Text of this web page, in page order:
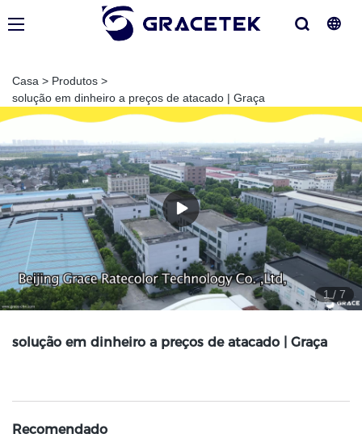
Casa > Produtos >
solução em dinheiro a preços de atacado | Graça
1 / 7
solução em dinheiro a preços de atacado | Graça
Recomendado